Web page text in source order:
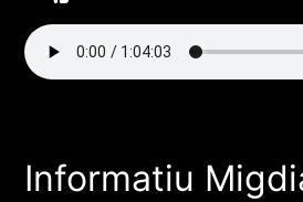
Informatiu